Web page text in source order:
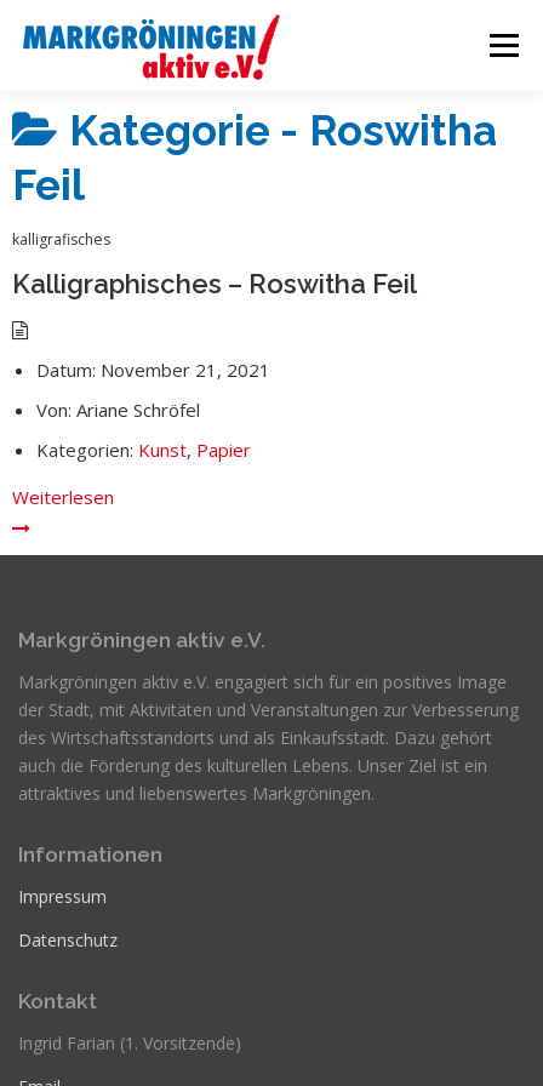
Inhalt
Menü
STARTSEITE VERANSTALTUNGEN
Kategorie - Roswitha
Feil
kalligrafisches
Kalligraphisches – Roswitha Feil
Datum: November 21, 2021
Von: Ariane Schröfel
Kategorien: Kunst, Papier
Weiterlesen
Markgröningen aktiv e.V.
Markgröningen aktiv e.V. engagiert sich für ein positives Image
der Stadt, mit Aktivitäten und Veranstaltungen zur Verbesserung
des Wirtschaftsstandorts und als Einkaufsstadt. Dazu gehört
auch die Förderung des kulturellen Lebens. Unser Ziel ist ein
attraktives und liebenswertes Markgröningen.
Informationen
Impressum
Datenschutz
Kontakt
Ingrid Farian (1. Vorsitzende)